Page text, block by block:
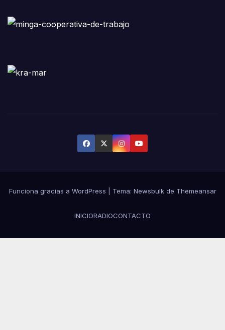
Funciona gracias a WordPress Tema: Newsbulkde Themeansar
INICIORADIOCONTACTO